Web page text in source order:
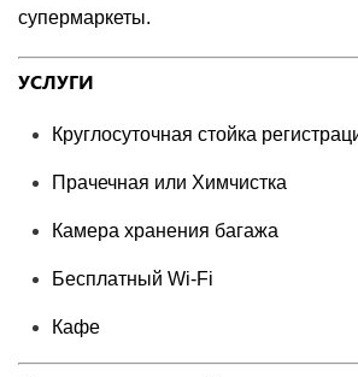
супермаркеты.
УСЛУГИ
Круглосуточная стойка
Прачечная или Химчистка
Камера хранения багажа
Бесплатный Wi-Fі
Кафе